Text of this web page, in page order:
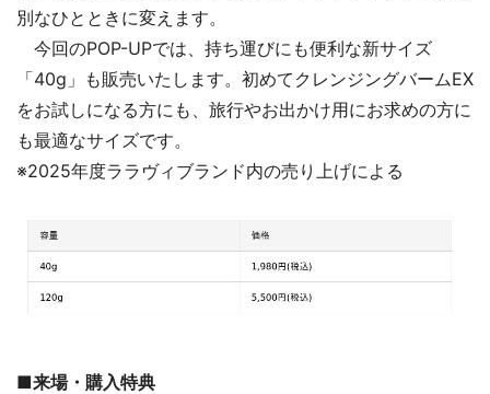
別なひとときに変えます。
今回のPOP-UPでは、持ち運びにも便利な新サイズ
「40g」も販売いたします。初めてクレンジングバームEX
をお試しになる方にも、旅行やお出かけ用にお求めの方に
も最適なサイズです。
※2025年度ララヴィブランド内の売り上げによる
■来場・購入特典